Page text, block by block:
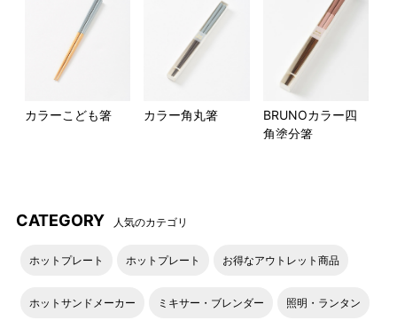
カラーこども箸 カラー角丸箸
BRUNOカラー四
角塗分箸
CATEGORY 人気のカテゴリ
ホットプレート ホットプレート お得なアウトレット商品
ホットサンドメーカー ミキサー・ブレンダー 照明・ランタン